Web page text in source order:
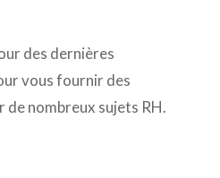
des dernières
vous fournir des
de nombreux sujets RH.